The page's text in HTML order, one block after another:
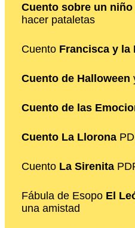
Cuento sobre un niño
hacer pataletas
Cuento Francisca y la
Cuento de Halloween
Cuento de las
Cuento La Llorona
Cuento La Sirenita
Fábula de Esopo El
una amistad